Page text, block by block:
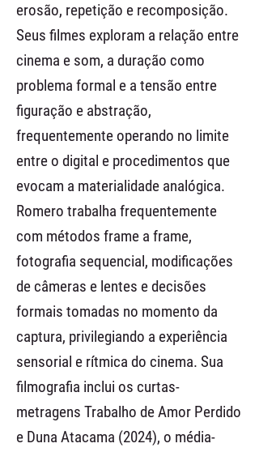
erosão, repetição e recomposição.
Seus filmes exploram a relação entre
cinema e som, a duração como
problema formal e a tensão entre
figuração e abstração,
frequentemente operando no limite
entre o digital e procedimentos que
evocam a materialidade analógica.
Romero trabalha frequentemente
com métodos frame a frame,
fotografia sequencial, modificações
de câmeras e lentes e decisões
formais tomadas no momento da
captura, privilegiando a experiência
sensorial e rítmica do cinema. Sua
filmografia inclui os curtas-
metragens Trabalho de Amor Perdido
e Duna Atacama (2024), o média-